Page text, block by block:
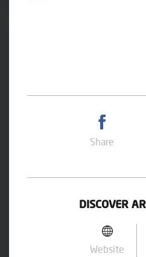
Share
DISCOVER
Website